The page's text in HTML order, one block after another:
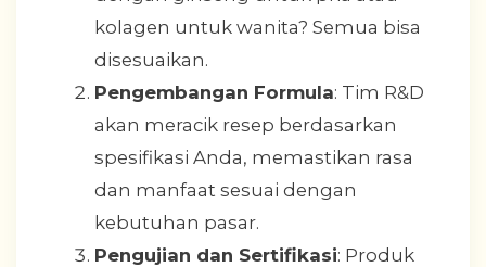
kolagen untuk wanita? Semua bisa
disesuaikan.
Pengembangan Formula: Tim R&D
akan meracik resep berdasarkan
spesifikasi Anda, memastikan rasa
dan manfaat sesuai dengan
kebutuhan pasar.
Pengujian dan Sertifikasi: Produk